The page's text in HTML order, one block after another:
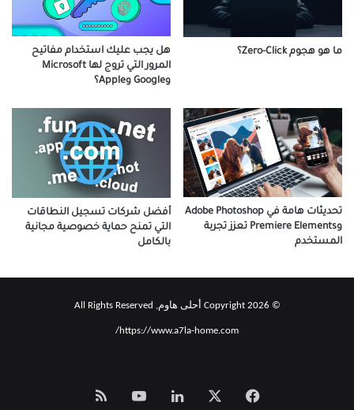
ما هو هجوم Zero-Click؟
هل يجب عليك استخدام مفاتيح
المرور التي تروج لها Microsoft
وGoogle وApple؟
تحديثات هامة في Adobe Photoshop
وPremiere Elements تعزز تجربة
المستخدم
أفضل شركات تسجيل النطاقات
التي تمنح حماية خصوصية مجانية
بالكامل
© Copyright 2026 أحلى هاوم, All Rights Reserved
https://www.a7la-home.com/
فيسبوك لينكدإن‫YouTube
Smart